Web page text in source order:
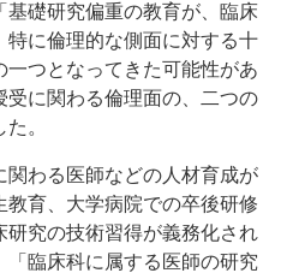
礎研究偏重の教育が、臨床
特に倫理的な側面に対する十
つとなってきた可能性があ
受に関わる倫理面の、二つの
。
わる医師などの人材育成が
育、大学病院での卒後研修
究の技術習得が義務化され
臨床科に属する医師の研究